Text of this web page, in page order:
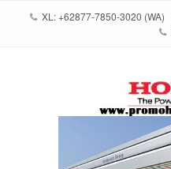
XL: +62877-7850-3020 (WA)